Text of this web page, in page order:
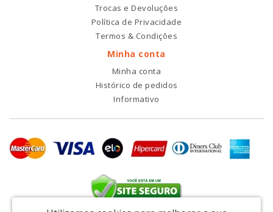
Trocas e Devoluções
Política de Privacidade
Termos & Condições
Minha conta
Minha conta
Histórico de pedidos
Informativo